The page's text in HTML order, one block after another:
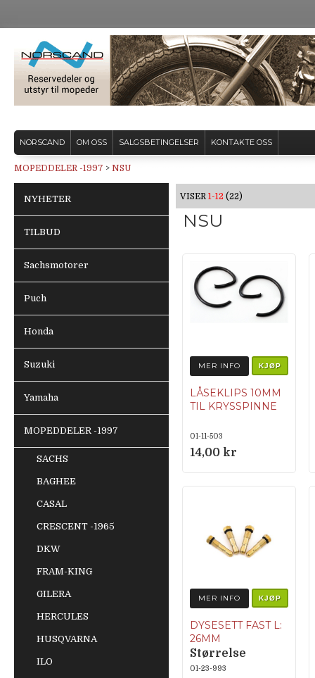
NORSCAND OM OSS SALGSBETINGELSER KONTAKTE OSS
MOPEDDELER -1997 > NSU
NYHETER
TILBUD
Sachsmotorer
Puch
Honda
Suzuki
Yamaha
MOPEDDELER -1997
SACHS
BAGHEE
CASAL
CRESCENT -1965
DKW
FRAM-KING
GILERA
HERCULES
HUSQVARNA
ILO
VISER 1-12 (22)
NSU
MER INFO KJØP
LÅSEKLIPS 10MM
TIL KRYSSPINNE
01-11-503
14,00 kr
MER INFO KJØP
DYSESETT FAST L:
26MM
Størrelse
64,66,68,70
01-23-993